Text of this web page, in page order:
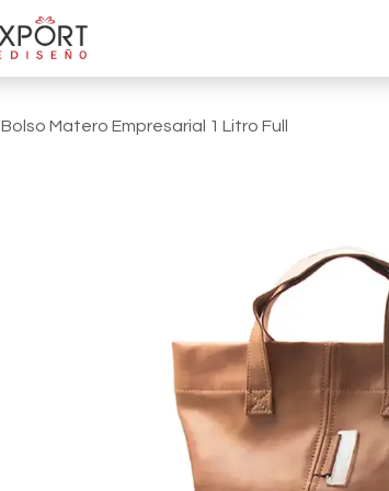
Bolso Matero Empresarial 1 Litro Full